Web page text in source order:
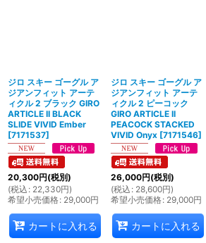
ジロ スキー ゴーグル ア
ジアンフィット アーテ
ィクル 2 ブラック GIRO
ARTICLE II BLACK
SLIDE VIVID Ember
[7171537]
20,300円(税別)
(税込 : 22,330円)
希望小売価格: 29,000円
カートに入れる
ジロ スキー ゴーグル ア
ジアンフィット アーテ
ィクル 2 ピーコック
GIRO ARTICLE II
PEACOCK STACKED
VIVID Onyx [7171546]
26,000円(税別)
(税込 : 28,600円)
希望小売価格: 29,000円
カートに入れる